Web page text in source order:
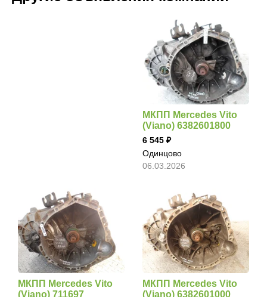
МКПП Mercedes Vito
(Viano) 6382601800
6 545
Одинцово
06.03.2026
МКПП Mercedes Vito
(Viano) 711697
МКПП Mercedes Vito
(Viano) 6382601000